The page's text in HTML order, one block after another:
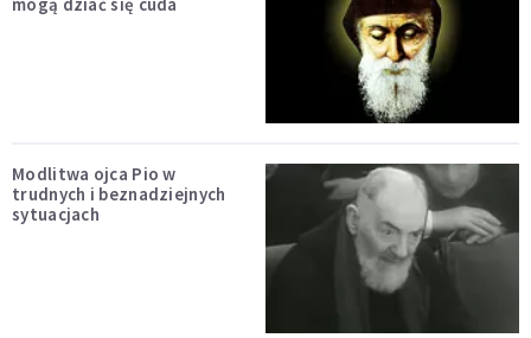
Modlitwa ojca Pio w
trudnych i beznadziejnych
sytuacjach